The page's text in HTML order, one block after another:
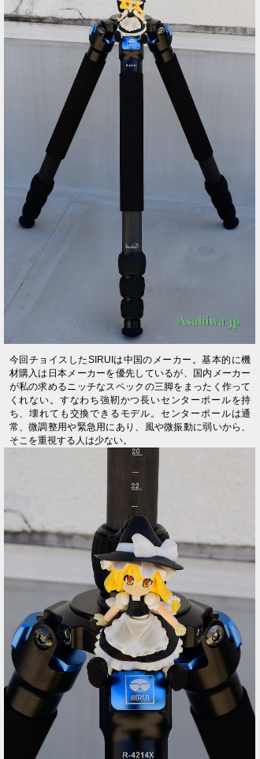
今回チョイスしたSIRUIは中国のメーカー。基本的に機
材購入は日本メーカーを優先しているが、国内メーカー
が私の求めるニッチなスペックの三脚をまったく作って
くれない。すなわち強靭かつ長いセンターポールを持
ち、壊れても交換できるモデル。センターポールは通
常、微調整用や緊急用にあり、風や微振動に弱いから、
そこを重視する人は少ない。